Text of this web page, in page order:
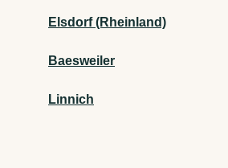
Elsdorf (Rheinland)
Baesweiler
Linnich